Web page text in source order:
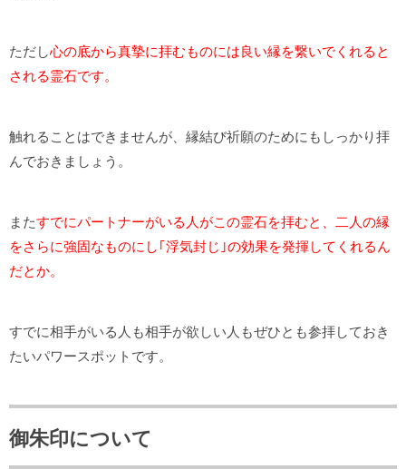
ただし心の底から真摯に拝むものには良い縁を繋いでくれると
される霊石です。
触れることはできませんが、縁結び祈願のためにもしっかり拝
んでおきましょう。
またすでにパートナーがいる人がこの霊石を拝むと、二人の縁
をさらに強固なものにし｢浮気封じ｣の効果を発揮してくれるん
だとか。
すでに相手がいる人も相手が欲しい人もぜひとも参拝しておき
たいパワースポットです。
御朱印について